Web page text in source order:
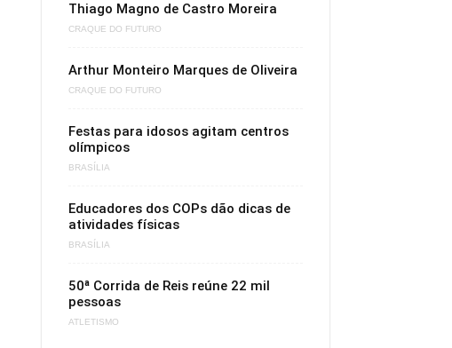
Thiago Magno de Castro Moreira
CRAQUE DO FUTURO
Arthur Monteiro Marques de Oliveira
CRAQUE DO FUTURO
Festas para idosos agitam centros
olímpicos
BRASÍLIA
Educadores dos COPs dão dicas de
atividades físicas
BRASÍLIA
50ª Corrida de Reis reúne 22 mil
pessoas
ATLETISMO